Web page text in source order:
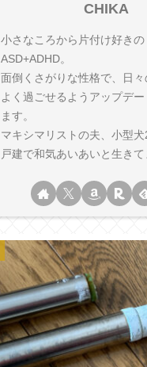
CHIKA
小さなころから片付け好きの
ASD+ADHD。
面倒くさがりな性格で、日
よく過ごせるようアップデ
ます。
マキシマリストの夫、小型
戸建で和気あいあいと生きて